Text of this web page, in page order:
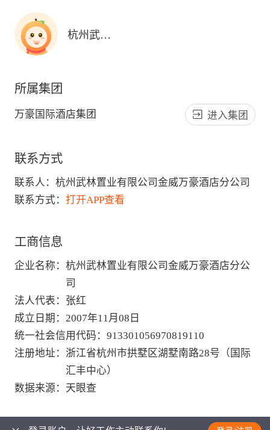
杭州武林置业有限公司金威万豪酒店分公
所属集团
万豪国际酒店集团 进入集团
联系方式
联系人： 杭州武林置业有限公司金威万豪酒店分公司
联系方式： 打开APP查看
工商信息
企业名称 ： 杭州武林置业有限公司金威万豪酒店分公
司
法人代表 ： 张红
成立日期 ： 2007年11月08日
统一社会信用代码 ： 913301056970819110
注册地址 ： 浙江省杭州市拱墅区湖墅南路28号（国际
汇丰中心）
数据来源 ： 天眼查